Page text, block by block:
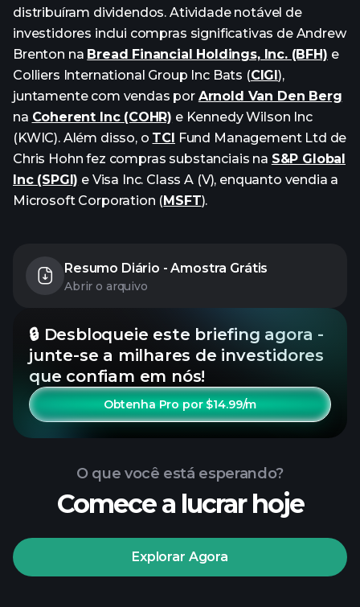
distribuíram dividendos. Atividade notável de
investidores inclui compras significativas de Andrew
Brenton na Bread Financial Holdings, Inc. (BFH) e
Colliers International Group Inc Bats (CIGI),
juntamente com vendas por Arnold Van Den Berg
na Coherent Inc (COHR) e Kennedy Wilson Inc
(KWIC). Além disso, o TCI Fund Management Ltd de
Chris Hohn fez compras substanciais na S&P Global
Inc (SPGI) e Visa Inc. Class A (V), enquanto vendia a
Microsoft Corporation (MSFT).
Resumo Diário - Amostra Grátis
Abrir o arquivo
🔒 Desbloqueie este briefing agora -
junte-se a milhares de investidores
que confiam em nós!
Obtenha Pro por $14.99/m
O que você está esperando?
Comece a lucrar hoje
Explorar Agora